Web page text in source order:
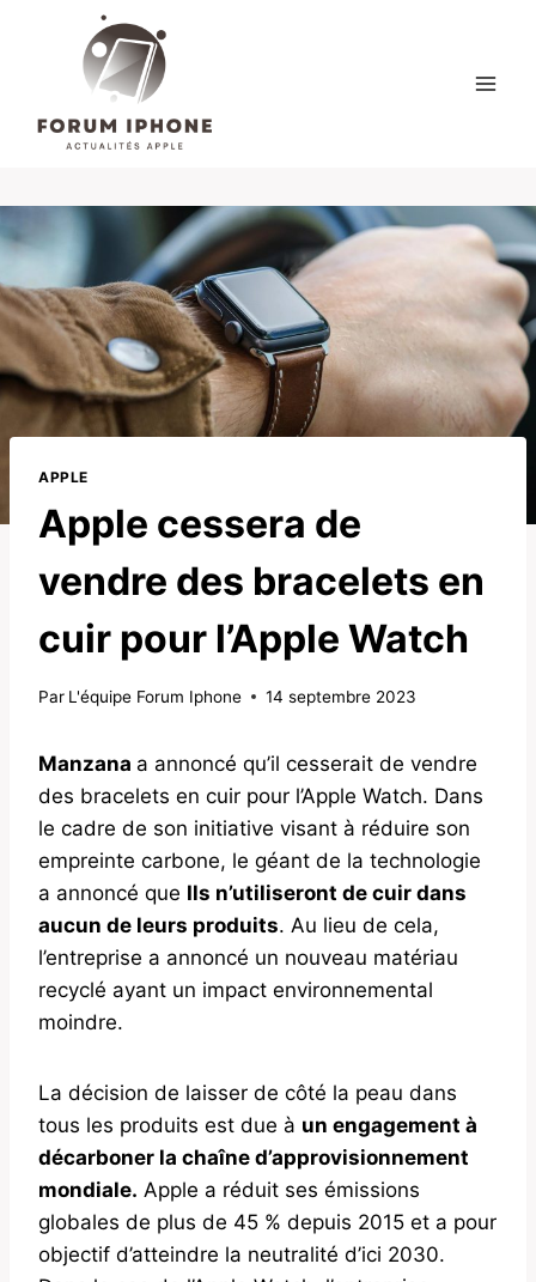
APPLE
Apple cessera de
vendre des bracelets en
cuir pour l’Apple Watch
Par L'équipe Forum Iphone 14 septembre 2023
Manzana a annoncé qu’il cesserait de vendre
des bracelets en cuir pour l’Apple Watch. Dans
le cadre de son initiative visant à réduire son
empreinte carbone, le géant de la technologie
a annoncé que Ils n’utiliseront de cuir dans
aucun de leurs produits. Au lieu de cela,
l’entreprise a annoncé un nouveau matériau
recyclé ayant un impact environnemental
moindre.
La décision de laisser de côté la peau dans
tous les produits est due à un engagement à
décarboner la chaîne d’approvisionnement
mondiale. Apple a réduit ses émissions
globales de plus de 45 % depuis 2015 et a pour
objectif d’atteindre la neutralité d’ici 2030.